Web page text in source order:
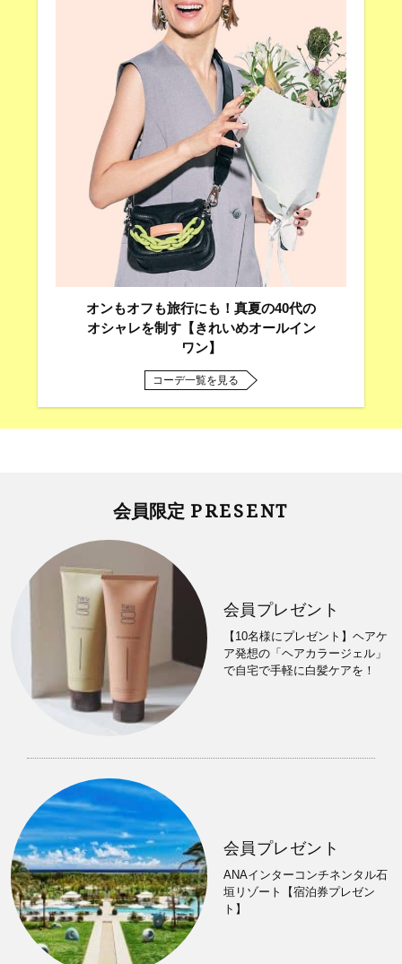
オンもオフも旅行にも！真夏の40代の
オシャレを制す【きれいめオールイン
ワン】
コーデ一覧を見る
会員限定 PRESENT
会員プレゼント
【10名様にプレゼント】ヘアケ
ア発想の「ヘアカラージェル」
で自宅で手軽に白髪ケアを！
会員プレゼント
ANAインターコンチネンタル石
垣リゾート【宿泊券プレゼン
ト】